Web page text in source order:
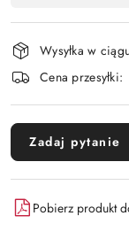
płatność
i
dostawa
Wysyłka w
Cena przesyłki:
Zadaj pytanie
Pobierz produkt